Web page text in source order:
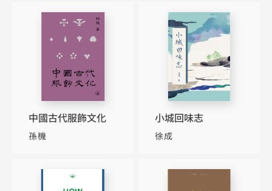
中國古代服飾文化
孫機
小城回味志
徐成